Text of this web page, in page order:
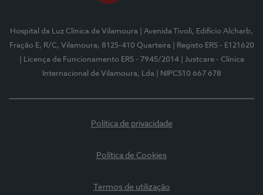
Hospital da Luz Clínica de Vilamoura
| Avenida Tivoli, Edifício Alcharb,
Fração E, R/C, Vilamoura, 8125-410 Quarteira
| Registo ERS - E121620
| Licença de Funcionamento ERS - 7945/2014
| Justcare - Clínica
Internacional de Vilamoura, Lda
| NIPC510 667 678
Política de privacidade
Política de Cookies
Termos de utilização